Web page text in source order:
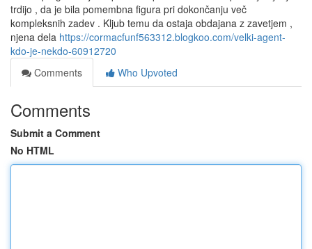
trdijo , da je bila pomembna figura pri dokončanju več
kompleksnih zadev . Kljub temu da ostaja obdajana z zavetjem ,
njena dela https://cormacfunf563312.blogkoo.com/velki-agent-
kdo-je-nekdo-60912720
Comments
Who Upvoted
Comments
Submit a Comment
No HTML